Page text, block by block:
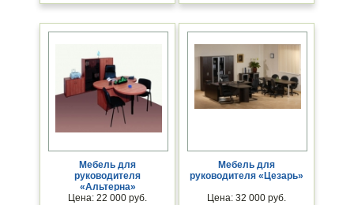
Мебель для
руководителя
«Альтерна»
Цена: 22 000 руб.
Мебель для
руководителя «Цезарь»
Цена: 32 000 руб.